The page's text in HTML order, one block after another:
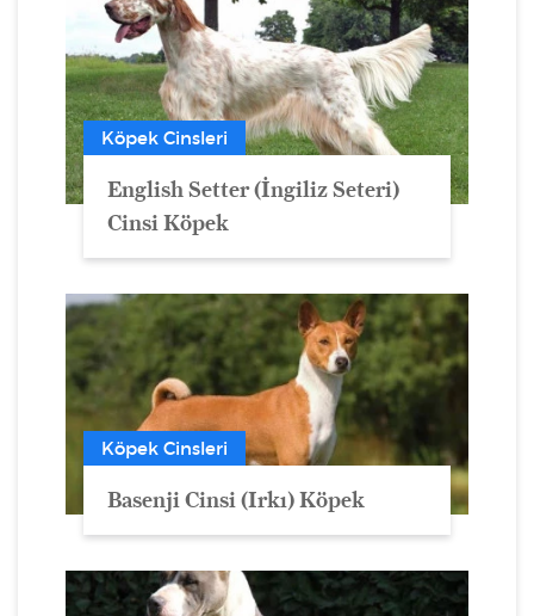
Köpek Cinsleri
English Setter (İngiliz Seteri)
Cinsi Köpek
Köpek Cinsleri
Basenji Cinsi (Irkı) Köpek